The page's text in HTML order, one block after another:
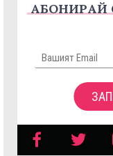
АБОНИРАЙ